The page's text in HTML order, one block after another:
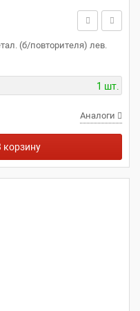
(б/повторителя) лев.
1 шт.
Аналоги
корзину